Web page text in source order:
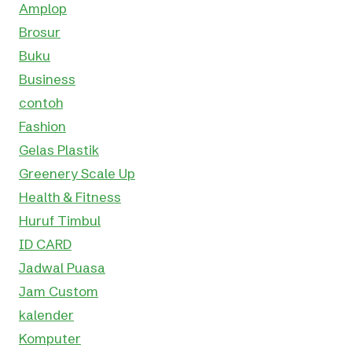
Amplop
Brosur
Buku
Business
contoh
Fashion
Gelas Plastik
Greenery Scale Up
Health & Fitness
Huruf Timbul
ID CARD
Jadwal Puasa
Jam Custom
kalender
Komputer